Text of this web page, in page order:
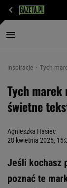
inspiracje Tych
Tych marek
świetne
Agnieszka Hasiec
28 kwietnia 2025,
Jeśli kochasz
poznać te